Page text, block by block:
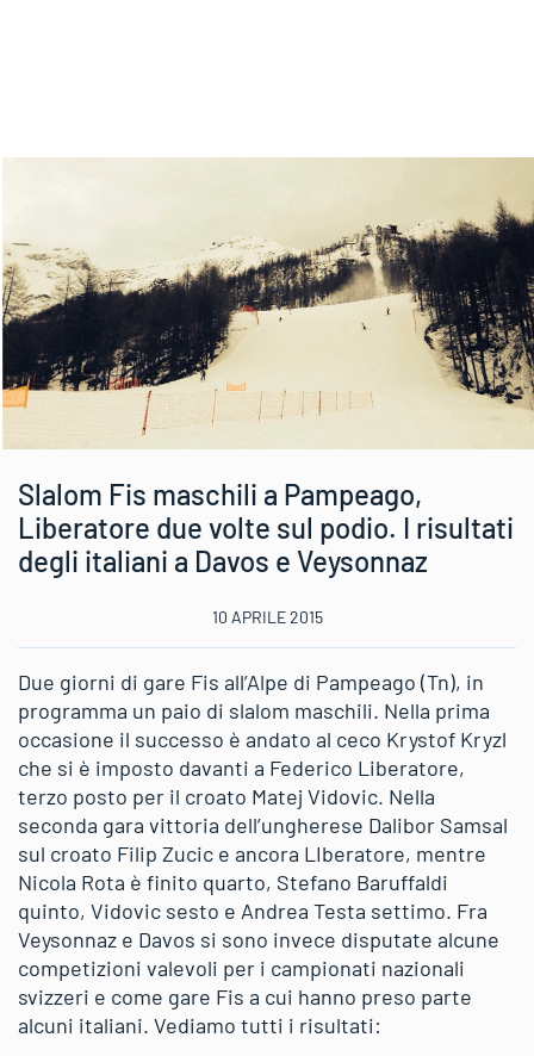
Slalom Fis maschili a Pampeago,
Liberatore due volte sul podio. I risultati
degli italiani a Davos e Veysonnaz
10 APRILE 2015
Due giorni di gare Fis all’Alpe di Pampeago (Tn), in
programma un paio di slalom maschili. Nella prima
occasione il successo è andato al ceco Krystof Kryzl
che si è imposto davanti a Federico Liberatore,
terzo posto per il croato Matej Vidovic. Nella
seconda gara vittoria dell’ungherese Dalibor Samsal
sul croato Filip Zucic e ancora LIberatore, mentre
Nicola Rota è finito quarto, Stefano Baruffaldi
quinto, Vidovic sesto e Andrea Testa settimo. Fra
Veysonnaz e Davos si sono invece disputate alcune
competizioni valevoli per i campionati nazionali
svizzeri e come gare Fis a cui hanno preso parte
alcuni italiani. Vediamo tutti i risultati: